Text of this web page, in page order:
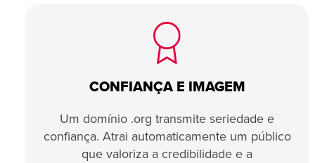
CONFIANÇA E IMAGEM
Um domínio .org transmite seriedade e
confiança. Atrai automaticamente um público
que valoriza a credibilidade e a